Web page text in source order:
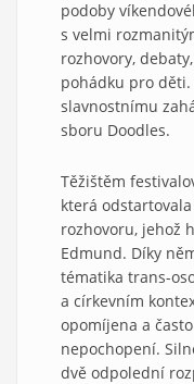
podoby
s velmi
rozhovory,
pohádku pro
slavnostnímu
sboru Doodles.
Těžištěm
která
rozhovoru, jehož
Edmund. Díky
tématika trans-
a církevním
opomíjena a
nepochopení.
dvě odpolední